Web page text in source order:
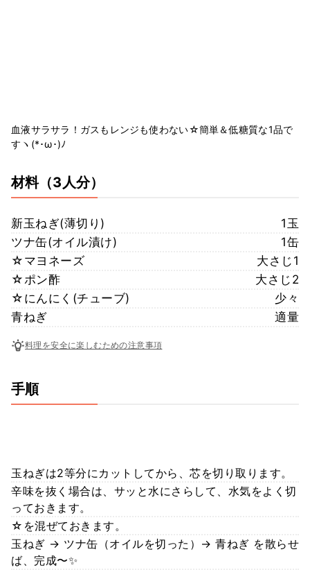
血液サラサラ！ガスもレンジも使わない☆簡単＆低糖質な1品で
すヽ(*･ω･)ﾉ
材料（3人分）
新玉ねぎ(薄切り)
1玉
ツナ缶(オイル漬け)
1缶
☆マヨネーズ
大さじ1
☆ポン酢
大さじ2
☆にんにく(チューブ)
少々
青ねぎ
適量
料理を安全に楽しむための注意事項
手順
玉ねぎは2等分にカットしてから、芯を切り取ります。
辛味を抜く場合は、サッと水にさらして、水気をよく切
っておきます。
☆を混ぜておきます。
玉ねぎ → ツナ缶（オイルを切った）→ 青ねぎ を散らせ
ば、完成〜✨